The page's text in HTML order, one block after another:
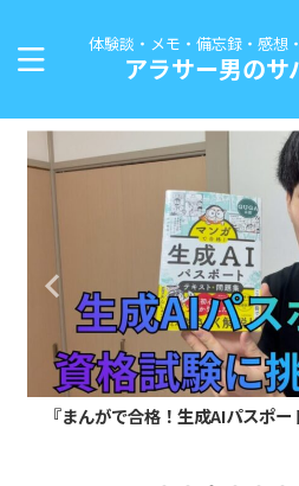
体験談・メモ・備忘録・感想
アラサー男のサ
『まんがで合格！生成AIパスポ